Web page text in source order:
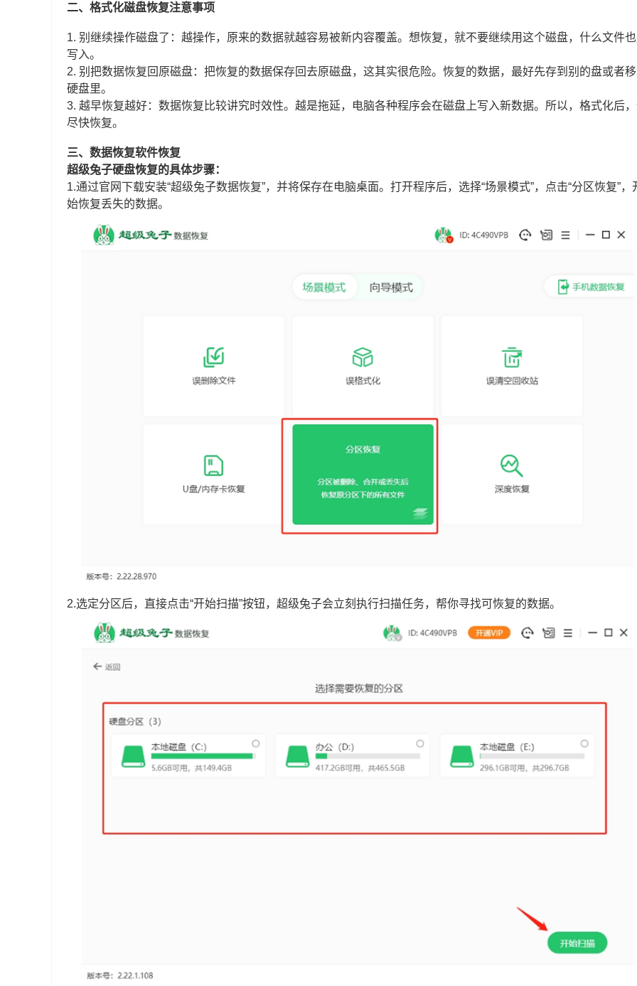
二、格式化磁盘恢复注意事项
1. 别继续操作磁盘了：越操作，原来的数据就越容易被新内容覆盖。想恢复，就不要继续用这个磁盘，什么文件也
写入。
2. 别把数据恢复回原磁盘：把恢复的数据保存回去原磁盘，这其实很危险。恢复的数据，最好先存到别的盘或者
硬盘里。
3. 越早恢复越好：数据恢复比较讲究时效性。越是拖延，电脑各种程序会在磁盘上写入新数据。所以，格式化后
尽快恢复。
三、数据恢复软件恢复
超级兔子硬盘恢复的具体步骤：
1.通过官网下载安装“超级兔子数据恢复”，并将保存在电脑桌面。打开程序后，选择“场景模式”，点击“分区恢复”，
始恢复丢失的数据。
2.选定分区后，直接点击“开始扫描”按钮，超级兔子会立刻执行扫描任务，帮你寻找可恢复的数据。